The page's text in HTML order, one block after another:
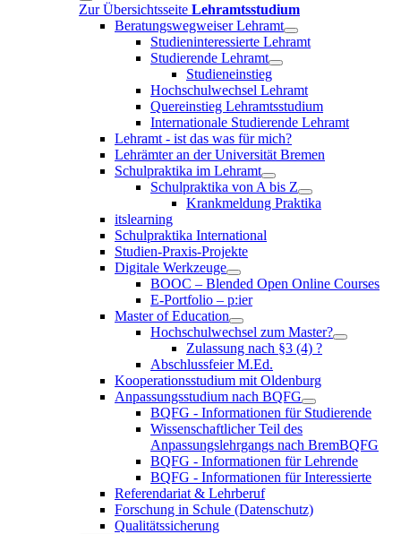
Zur Übersichtsseite Lehramtsstudium
Beratungswegweiser Lehramt
Studieninteressierte Lehramt
Studierende Lehramt
Studieneinstieg
Hochschulwechsel Lehramt
Quereinstieg Lehramtsstudium
Internationale Studierende Lehramt
Lehramt - ist das was für mich?
Lehrämter an der Universität Bremen
Schulpraktika im Lehramt
Schulpraktika von A bis Z
Krankmeldung Praktika
itslearning
Schulpraktika International
Studien-Praxis-Projekte
Digitale Werkzeuge
BOOC – Blended Open Online Courses
E-Portfolio – p:ier
Master of Education
Hochschulwechsel zum Master?
Zulassung nach §3 (4) ?
Abschlussfeier M.Ed.
Kooperationsstudium mit Oldenburg
Anpassungsstudium nach BQFG
BQFG - Informationen für Studierende
Wissenschaftlicher Teil des
Anpassungslehrgangs nach BremBQFG
BQFG - Informationen für Lehrende
BQFG - Informationen für Interessierte
Referendariat & Lehrberuf
Forschung in Schule (Datenschutz)
Qualitätssicherung